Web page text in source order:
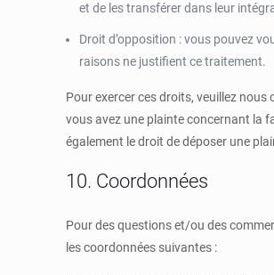
et de les transférer dans leur
Droit d’opposition : vous pouvez
raisons ne justifient ce traitement.
Pour exercer ces droits, veuillez
vous avez une plainte concernant la
également le droit de déposer une
10. Coordonnées
Pour des questions et/ou des
les coordonnées suivantes :